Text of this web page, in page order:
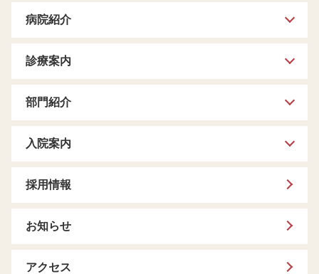
病院紹介
診療案内
部門紹介
入院案内
採用情報
お知らせ
アクセス